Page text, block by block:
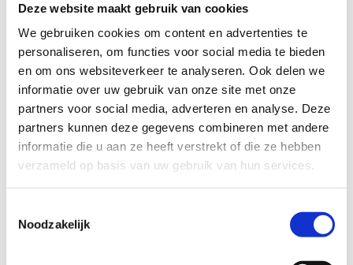
Deze website maakt gebruik van cookies
We gebruiken cookies om content en advertenties te
personaliseren, om functies voor social media te bieden
en om ons websiteverkeer te analyseren. Ook delen we
informatie over uw gebruik van onze site met onze
partners voor social media, adverteren en analyse. Deze
partners kunnen deze gegevens combineren met andere
informatie die u aan ze heeft verstrekt of die ze hebben
verzameld op basis van uw gebruik van hun services.
Noodzakelijk
Pony verjaardagsfeest